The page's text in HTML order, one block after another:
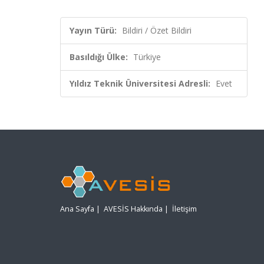
Yayın Türü: Bildiri / Özet Bildiri
Basıldığı Ülke: Türkiye
Yıldız Teknik Üniversitesi Adresli: Evet
Ana Sayfa | AVESİS Hakkında | İletişim